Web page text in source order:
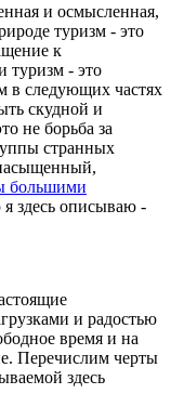
и осмысленная,
туризм - это
к
туризм - это
в следующих частях
скудной и
не борьба за
странных
большими
я здесь описываю -
и радостью
время и на
Перечислим черты
здесь